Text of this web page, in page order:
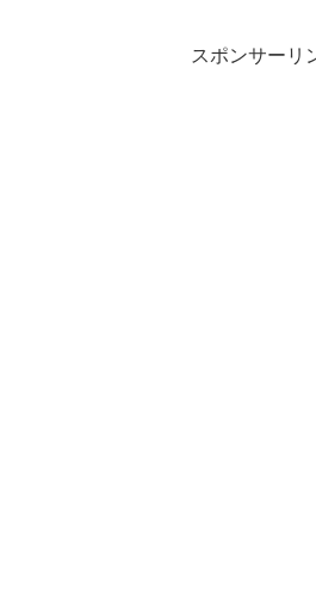
スポンサーリ